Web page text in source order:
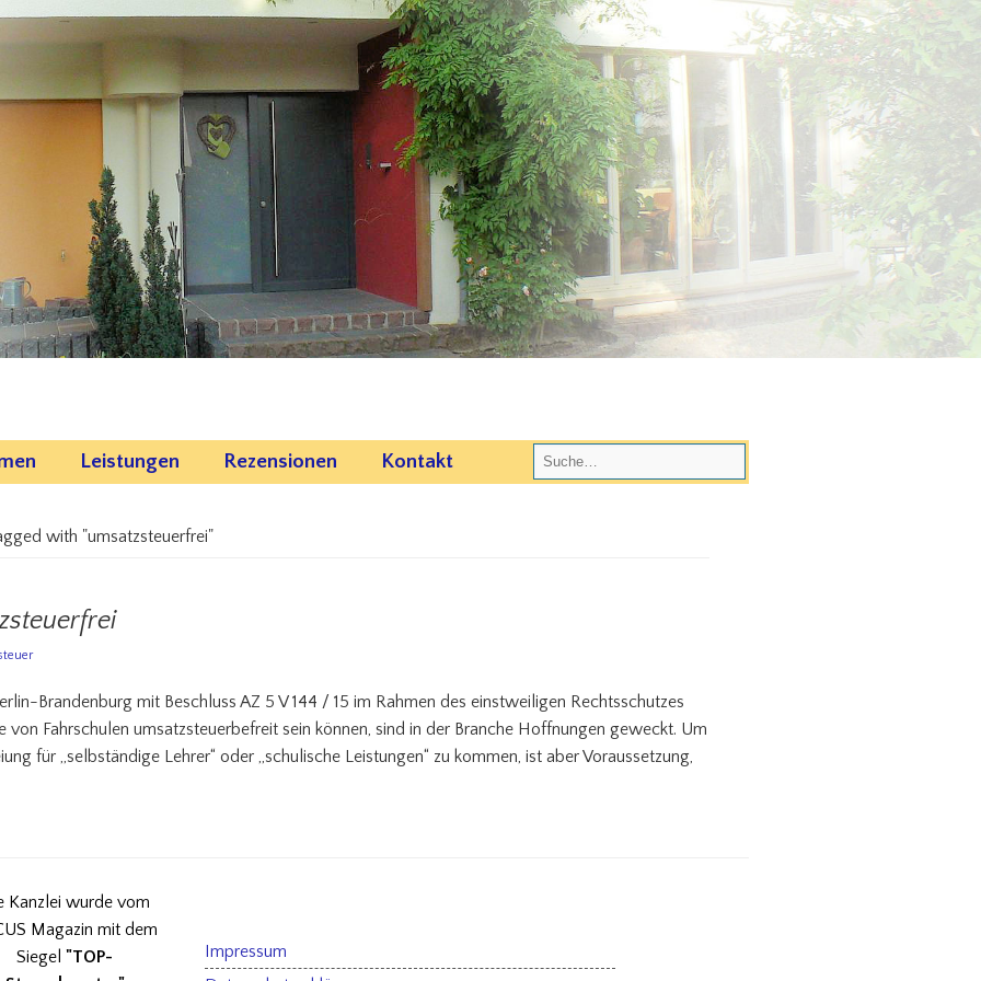
Leistungen Rezensionen Kontakt
with "umsatzsteuerfrei"
Brandenburg mit Beschluss AZ 5 V 144 / 15 im Rahmen des einstweiligen Rechtsschutzes
von Fahrschulen umsatzsteuerbefreit sein können, sind in der Branche Hoffnungen geweckt. Um
für „selbständige Lehrer“ oder „schulische Leistungen“ zu kommen, ist aber Voraussetzung,
Kanzlei wurde vom
Magazin mit dem
Siegel"TOP-
Impressum